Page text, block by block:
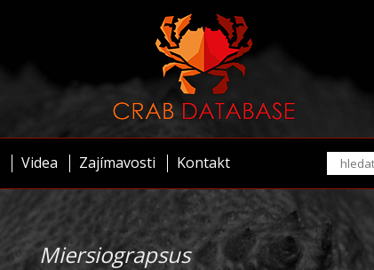
Videa Zajímavosti Kontakt
Miersiograpsus